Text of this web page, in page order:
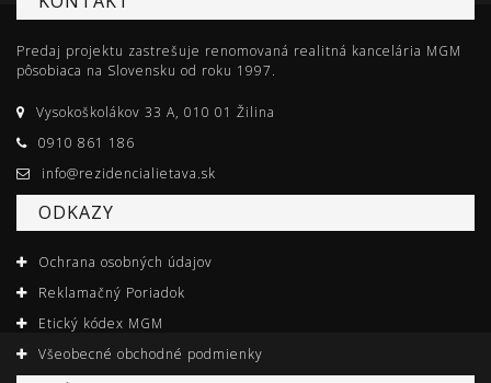
Predaj projektu zastrešuje renomovaná realitná kancelária MGM
pôsobiaca na Slovensku od roku 1997.
Vysokoškolákov 33 A, 010 01 Žilina
0910 861 186
info@rezidencialietava.sk
ODKAZY
Ochrana osobných údajov
Reklamačný Poriadok
Etický kódex MGM
Všeobecné obchodné podmienky